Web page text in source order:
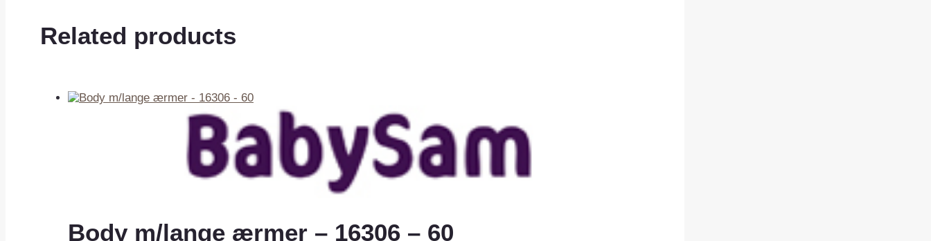
Related products
Body m/lange ærmer – 16306 – 60